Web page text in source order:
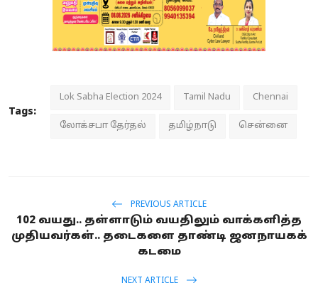
Tags:
Lok Sabha Election 2024 Tamil Nadu Chennai
லோக்சபா தேர்தல் தமிழ்நாடு சென்னை
PREVIOUS ARTICLE
102 வயது.. தள்ளாடும் வயதிலும் வாக்களித்த
முதியவர்கள்.. தடைகளை தாண்டி ஜனநாயகக்
கடமை
NEXT ARTICLE